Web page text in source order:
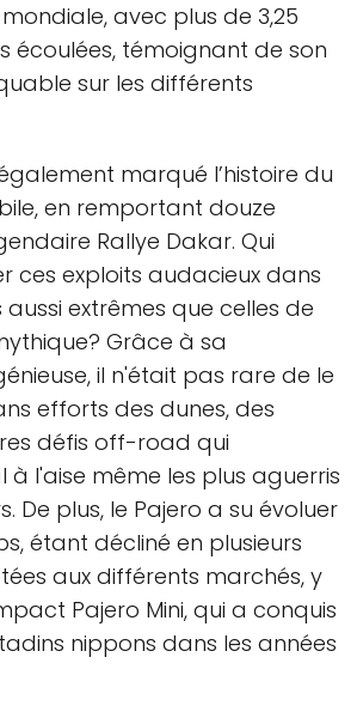
avec plus de 3,25
écoulées, témoignant de son
sur les différents
marqué l’histoire du
en remportant douze
Rallye Dakar. Qui
ces exploits audacieux dans
extrêmes que celles de
Grâce à sa
il n'était pas rare de le
efforts des dunes, des
défis off-road qui
à l'aise même les plus aguerris
De plus, le Pajero a su évoluer
étant décliné en plusieurs
aux différents marchés, y
Pajero Mini, qui a conquis
nippons dans les années